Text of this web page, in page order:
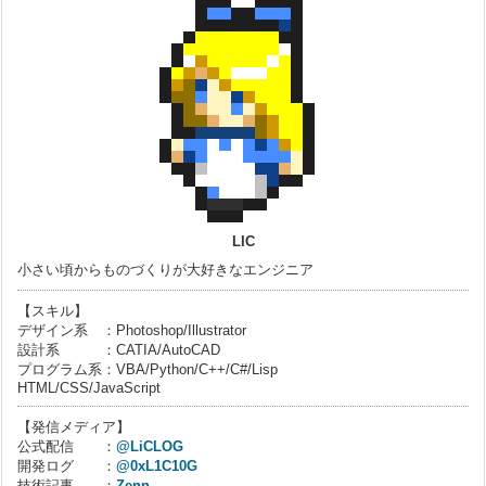
LIC
小さい頃からものづくりが大好きなエンジニア
【スキル】
デザイン系 ：Photoshop/Illustrator
設計系 ：CATIA/AutoCAD
プログラム系：VBA/Python/C++/C#/Lisp
HTML/CSS/JavaScript
【発信メディア】
公式配信 ： @LiCLOG
開発ログ ： @0xL1C10G